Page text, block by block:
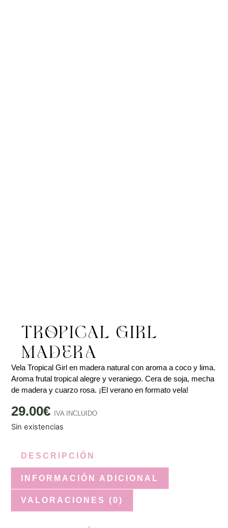
TROPICAL GIRL –
MADERA
Vela Tropical Girl en madera natural con aroma a coco y lima.
Aroma frutal tropical alegre y veraniego. Cera de soja, mecha
de madera y cuarzo rosa. ¡El verano en formato vela!
29.00€ IVA INCLUIDO
Sin existencias
DESCRIPCIÓN
INFORMACIÓN ADICIONAL
VALORACIONES (0)